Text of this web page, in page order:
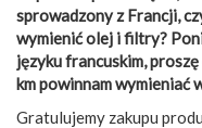
sprowadzony z Francji,
wymienić olej i filtry?
języku francuskim,
km powinnam wymieniać
Gratulujemy zakupu